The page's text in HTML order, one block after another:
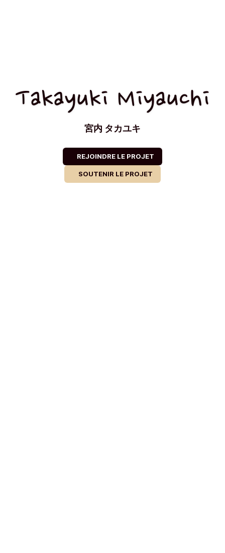
Takayuki Miyauchi
宮内 タカユキ
REJOINDRE LE PROJET
SOUTENIR LE PROJET